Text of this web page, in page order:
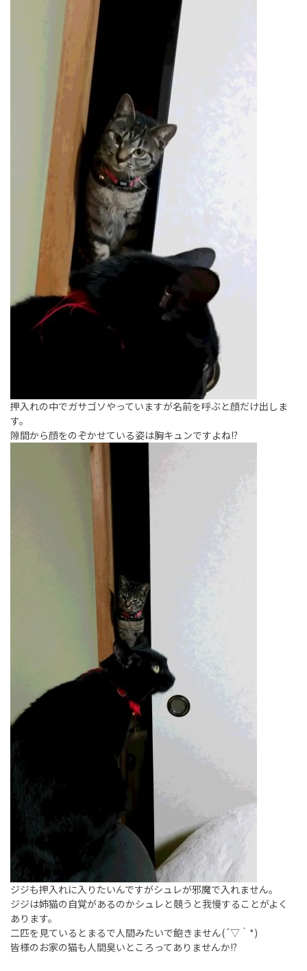
押入れの中でガサゴソやっていますが名前を呼ぶと顔だけ出しま
す。
隙間から顔をのぞかせている姿は胸キュンですよね!?
ジジも押入れに入りたいんですがシュレが邪魔で入れません。
ジジは姉猫の自覚があるのかシュレと競うと我慢することがよく
あります。
二匹を見ているとまるで人間みたいで飽きません(´▽｀*)
皆様のお家の猫も人間臭いところってありませんか!?